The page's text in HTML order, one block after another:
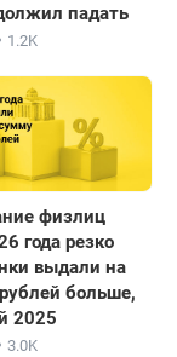
падать
1.2K
физлиц
года резко
выдали на
больше,
2025
3.0K